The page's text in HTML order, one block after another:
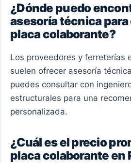
¿Dónde puedo
asesoría técnica para
placa colaborante?
Los proveedores y ferreterías
suelen ofrecer asesoría
puedes consultar con
estructurales para una
personalizada.
¿Cuál es el precio
placa colaborante en